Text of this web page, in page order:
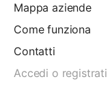
Mappa aziende
Come funziona
Contatti
Accedi o registrati